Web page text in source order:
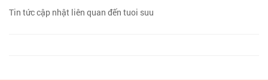
Tin tức cập nhật liên quan đến tuoi suu